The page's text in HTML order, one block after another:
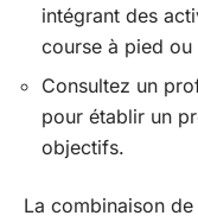
intégrant des
course à pied ou
Consultez un
pour établir un
objectifs.
La combinaison